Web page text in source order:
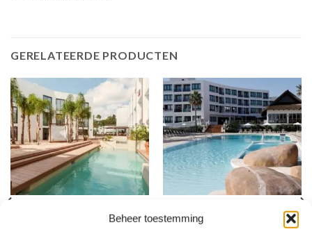
Beheer toestemming
GERELATEERDE PRODUCTEN
Nativo Hotel Ibiza
Marvell Club Hotel &